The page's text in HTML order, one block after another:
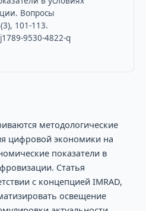
Вопросы
101-113.
9530-4822-q
методологические
цифровой экономики на
показатели в
Статья
с концепцией IMRAD,
освещение